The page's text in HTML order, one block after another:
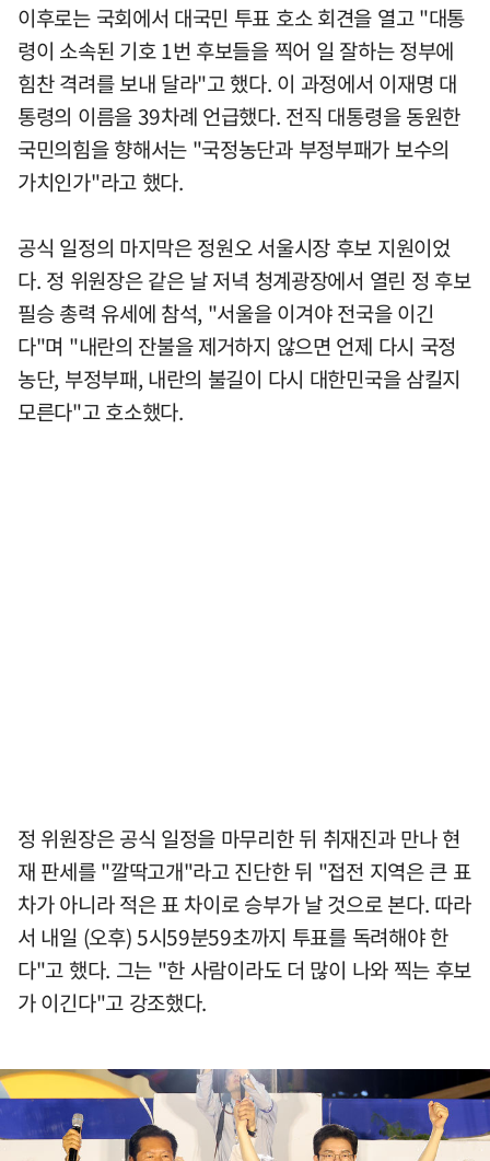
이후로는 국회에서 대국민 투표 호소 회견을 열고 "대통
령이 소속된 기호 1번 후보들을 찍어 일 잘하는 정부에
힘찬 격려를 보내 달라"고 했다. 이 과정에서 이재명 대
통령의 이름을 39차례 언급했다. 전직 대통령을 동원한
국민의힘을 향해서는 "국정농단과 부정부패가 보수의
가치인가"라고 했다.
공식 일정의 마지막은 정원오 서울시장 후보 지원이었
다. 정 위원장은 같은 날 저녁 청계광장에서 열린 정 후보
필승 총력 유세에 참석, "서울을 이겨야 전국을 이긴
다"며 "내란의 잔불을 제거하지 않으면 언제 다시 국정
농단, 부정부패, 내란의 불길이 다시 대한민국을 삼킬지
모른다"고 호소했다.
정 위원장은 공식 일정을 마무리한 뒤 취재진과 만나 현
재 판세를 "깔딱고개"라고 진단한 뒤 "접전 지역은 큰 표
차가 아니라 적은 표 차이로 승부가 날 것으로 본다. 따라
서 내일 (오후) 5시59분59초까지 투표를 독려해야 한
다"고 했다. 그는 "한 사람이라도 더 많이 나와 찍는 후보
가 이긴다"고 강조했다.